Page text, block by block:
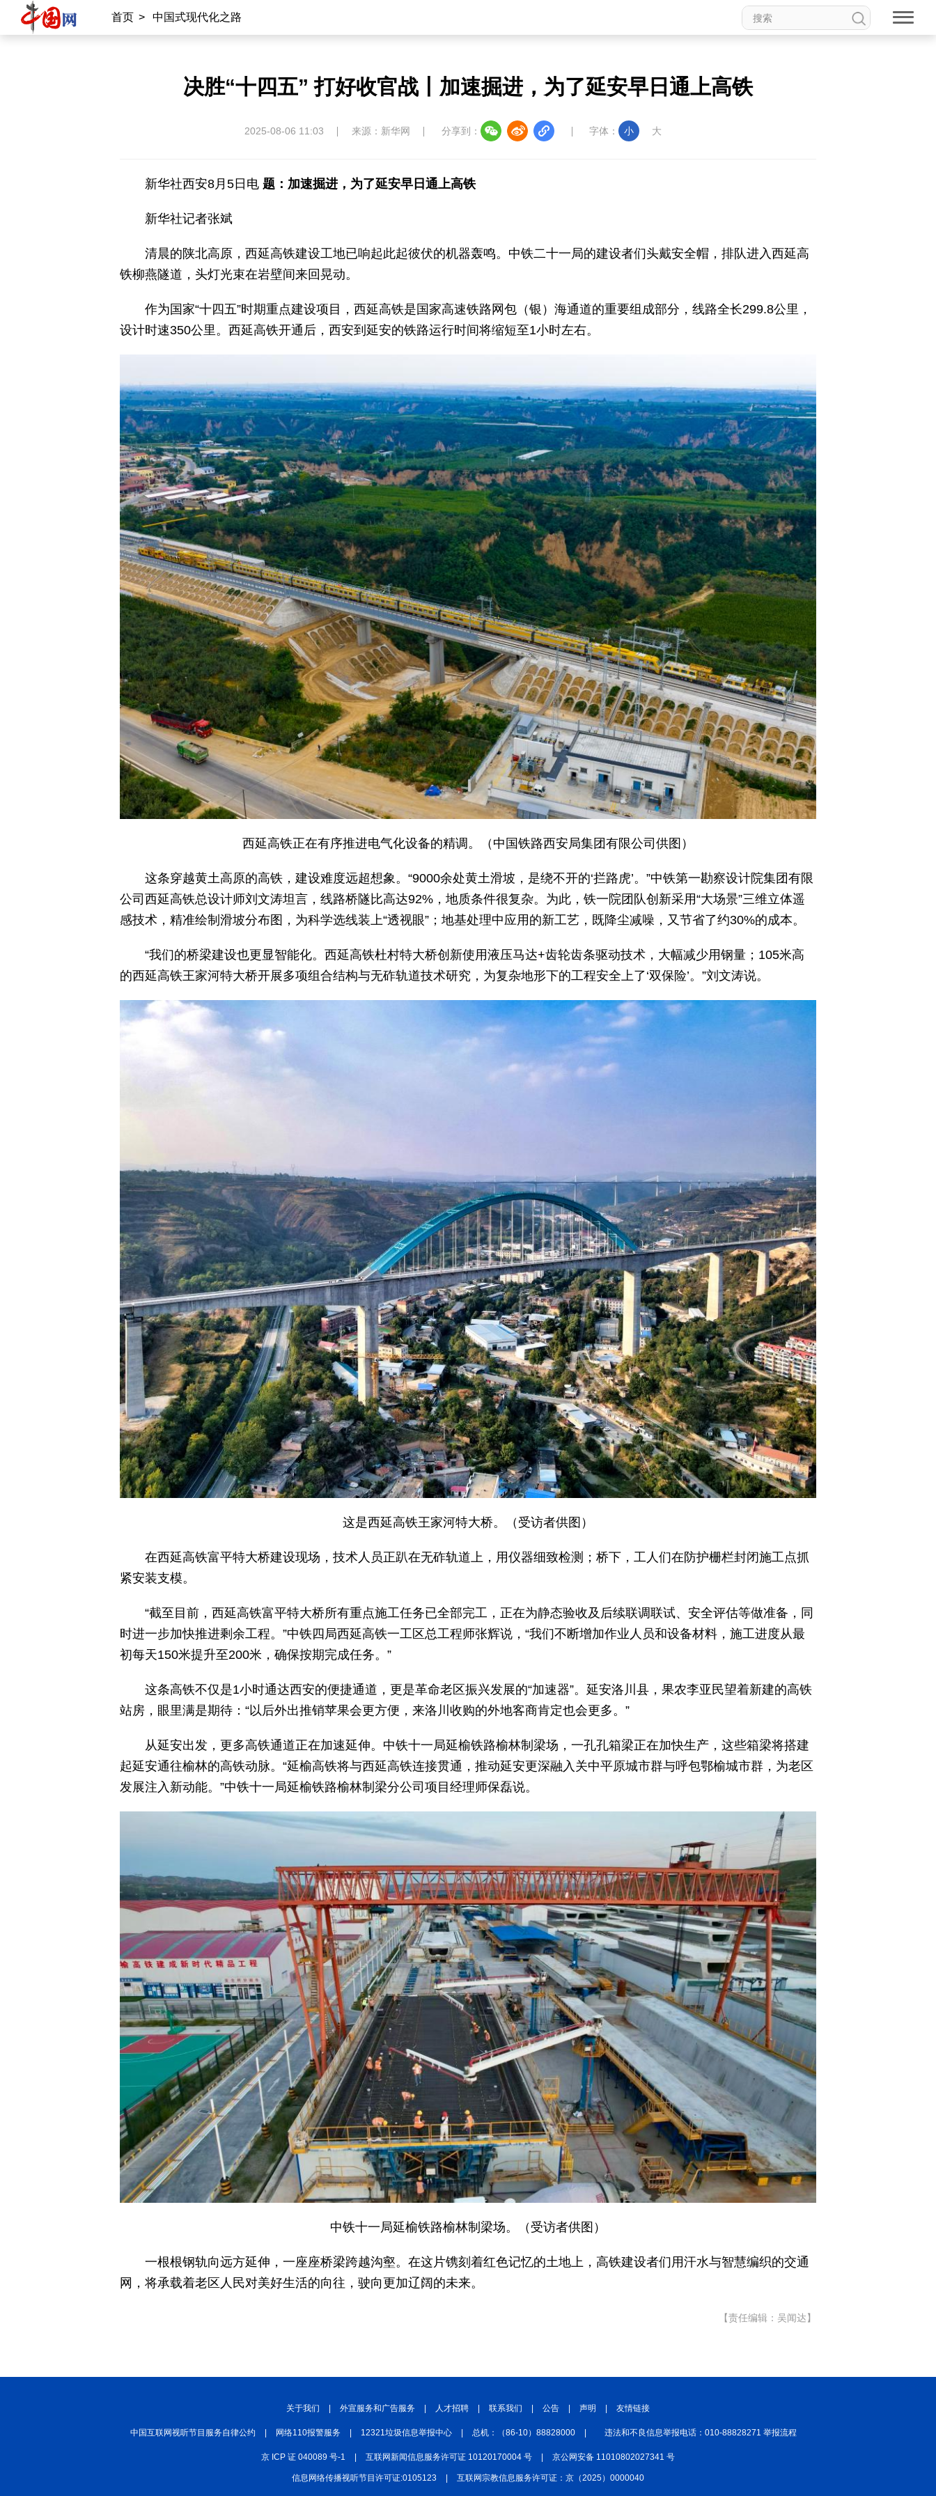
首页 > 中国式现代化之路
决胜“十四五” 打好收官战丨加速掘进，为了延安早日通上高铁
2025-08-06 11:03 来源：新华网 分享到： 字体： 小 大
新华社西安8月5日电 题：加速掘进，为了延安早日通上高铁
新华社记者张斌
清晨的陕北高原，西延高铁建设工地已响起此起彼伏的机器轰鸣。中铁二十一局的建设者们头戴安全帽，排队进入西延高
铁柳燕隧道，头灯光束在岩壁间来回晃动。
作为国家“十四五”时期重点建设项目，西延高铁是国家高速铁路网包（银）海通道的重要组成部分，线路全长299.8公里，
设计时速350公里。西延高铁开通后，西安到延安的铁路运行时间将缩短至1小时左右。
西延高铁正在有序推进电气化设备的精调。（中国铁路西安局集团有限公司供图）
这条穿越黄土高原的高铁，建设难度远超想象。“9000余处黄土滑坡，是绕不开的‘拦路虎’。”中铁第一勘察设计院集团有限
公司西延高铁总设计师刘文涛坦言，线路桥隧比高达92%，地质条件很复杂。为此，铁一院团队创新采用“大场景”三维立体遥
感技术，精准绘制滑坡分布图，为科学选线装上“透视眼”；地基处理中应用的新工艺，既降尘减噪，又节省了约30%的成本。
“我们的桥梁建设也更显智能化。西延高铁杜村特大桥创新使用液压马达+齿轮齿条驱动技术，大幅减少用钢量；105米高
的西延高铁王家河特大桥开展多项组合结构与无砟轨道技术研究，为复杂地形下的工程安全上了‘双保险’。”刘文涛说。
这是西延高铁王家河特大桥。（受访者供图）
在西延高铁富平特大桥建设现场，技术人员正趴在无砟轨道上，用仪器细致检测；桥下，工人们在防护栅栏封闭施工点抓
紧安装支模。
“截至目前，西延高铁富平特大桥所有重点施工任务已全部完工，正在为静态验收及后续联调联试、安全评估等做准备，同
时进一步加快推进剩余工程。”中铁四局西延高铁一工区总工程师张辉说，“我们不断增加作业人员和设备材料，施工进度从最
初每天150米提升至200米，确保按期完成任务。”
这条高铁不仅是1小时通达西安的便捷通道，更是革命老区振兴发展的“加速器”。延安洛川县，果农李亚民望着新建的高铁
站房，眼里满是期待：“以后外出推销苹果会更方便，来洛川收购的外地客商肯定也会更多。”
从延安出发，更多高铁通道正在加速延伸。中铁十一局延榆铁路榆林制梁场，一孔孔箱梁正在加快生产，这些箱梁将搭建
起延安通往榆林的高铁动脉。“延榆高铁将与西延高铁连接贯通，推动延安更深融入关中平原城市群与呼包鄂榆城市群，为老区
发展注入新动能。”中铁十一局延榆铁路榆林制梁分公司项目经理师保磊说。
中铁十一局延榆铁路榆林制梁场。（受访者供图）
一根根钢轨向远方延伸，一座座桥梁跨越沟壑。在这片镌刻着红色记忆的土地上，高铁建设者们用汗水与智慧编织的交通
网，将承载着老区人民对美好生活的向往，驶向更加辽阔的未来。
【责任编辑：吴闻达】
关于我们 | 外宣服务和广告服务 | 人才招聘 | 联系我们 | 公告 | 声明 | 友情链接
中国互联网视听节目服务自律公约 | 网络110报警服务 | 12321垃圾信息举报中心 | 总机：（86-10）88828000 | 违法和不良信息举报电话：010-88828271 举报流程
京 ICP 证 040089 号-1 | 互联网新闻信息服务许可证 10120170004 号 | 京公网安备 11010802027341 号
信息网络传播视听节目许可证:0105123 | 互联网宗教信息服务许可证：京（2025）0000040